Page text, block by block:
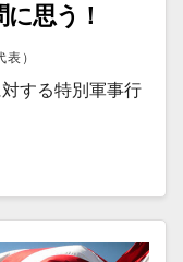
思う！
）
する特別軍事行